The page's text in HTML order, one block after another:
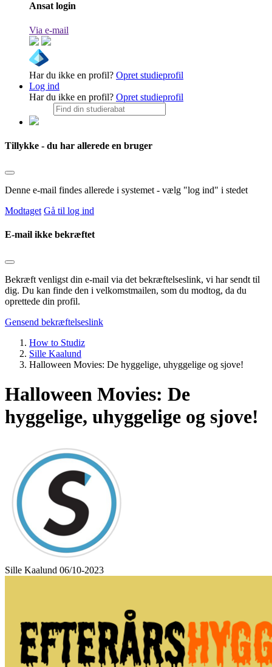
Ansat login
Via e-mail
Har du ikke en profil? Opret studieprofil
Log ind
Har du ikke en profil? Opret studieprofil
Tillykke - du har allerede en bruger
Denne e-mail findes allerede i systemet - vælg "log ind" i stedet
Modtaget Gå til log ind
E-mail ikke bekræftet
Bekræft venligst din e-mail via det bekræftelseslink, vi har sendt til
dig. Du kan finde den i velkomstmailen, som du modtog, da du
oprettede din profil.
Gensend bekræftelseslink
How to Studiz
Sille Kaalund
Halloween Movies: De hyggelige, uhyggelige og sjove!
Halloween Movies: De
hyggelige, uhyggelige og sjove!
Sille Kaalund 06/10-2023